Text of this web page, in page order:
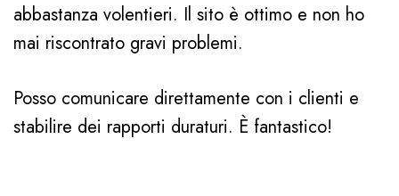
abbastanza volentieri. Il sito è ottimo e non ho
mai riscontrato gravi problemi.
Posso comunicare direttamente con i clienti e
stabilire dei rapporti duraturi. È fantastico!